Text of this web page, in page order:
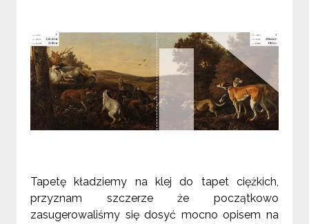
Tapetę kładziemy na klej do tapet ciężkich,
przyznam szczerze że początkowo
zasugerowaliśmy się dosyć mocno opisem na